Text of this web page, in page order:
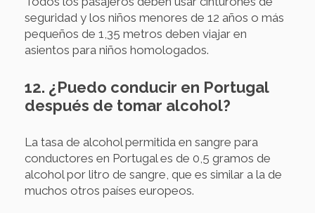
seguridad y los niños menores de 12 años o más
pequeños de 1,35 metros deben viajar en
asientos para niños homologados.
12. ¿Puedo conducir en Portugal
después de tomar alcohol?
La tasa de alcohol permitida en sangre para
conductores en Portugal es de 0,5 gramos de
alcohol por litro de sangre, que es similar a la de
muchos otros países europeos.